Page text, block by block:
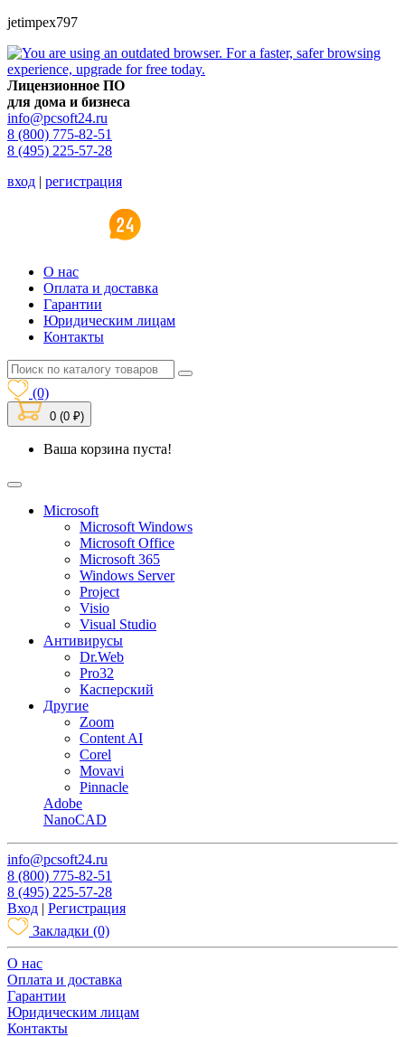
jetimpex797
Лицензионное ПО
для дома и бизнеса
info@pcsoft24.ru
8 (800) 775-82-51
8 (495) 225-57-28
вход | регистрация
O нас
Оплата и доставка
Гарантии
Юридическим лицам
Контакты
(0)
0 (0 ₽)
Ваша корзина пуста!
Microsoft
Microsoft Windows
Microsoft Office
Microsoft 365
Windows Server
Project
Visio
Visual Studio
Антивирусы
Dr.Web
Pro32
Касперский
Другие
Zoom
Content AI
Corel
Movavi
Pinnacle
Adobe
NanoCAD
info@pcsoft24.ru
8 (800) 775-82-51
8 (495) 225-57-28
Вход | Регистрация
Закладки (0)
O нас
Оплата и доставка
Гарантии
Юридическим лицам
Контакты